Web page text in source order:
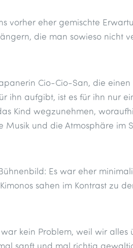
vorher eher gemischte
die man sowieso nicht
Cio-Cio-San, die
ihn aufgibt, ist es für ihn nur
Kind wegzunehmen,
und die Atmosphäre im
Es war eher
sahen im Kontrast zu
kein Problem, weil wir alles
sanft und mal richtig